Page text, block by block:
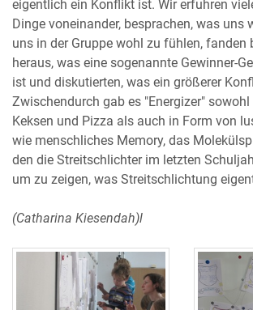
eigentlich ein Konflikt ist. Wir erfuhren
Dinge voneinander, besprachen, was uns
uns in der Gruppe wohl zu fühlen, fanden
heraus, was eine sogenannte Gewinner-
ist und diskutierten, was ein größerer
Zwischendurch gab es "Energizer"
Keksen und Pizza als auch in Form von
wie menschliches Memory, das
den die Streitschlichter im letzten
um zu zeigen, was Streitschlichtung
(Catharina Kiesendah)l